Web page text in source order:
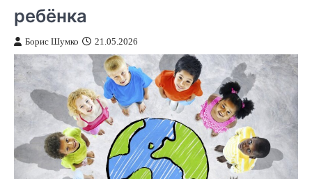
ребёнка
Борис Шумко 21.05.2026